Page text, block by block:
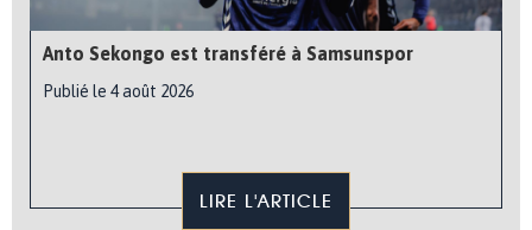
Anto Sekongo est transféré à Samsunspor
Publié le 4 août 2026
LIRE L'ARTICLE